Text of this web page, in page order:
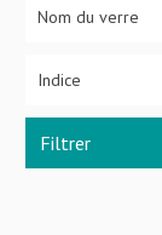
Filtrer